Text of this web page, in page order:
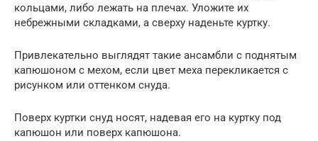
кольцами, либо лежать на плечах. Уложите их
небрежными складками, а сверху наденьте куртку.
Привлекательно выглядят такие ансамбли с поднятым
капюшоном с мехом, если цвет меха перекликается с
рисунком или оттенком снуда.
Поверх куртки снуд носят, надевая его на куртку под
капюшон или поверх капюшона.